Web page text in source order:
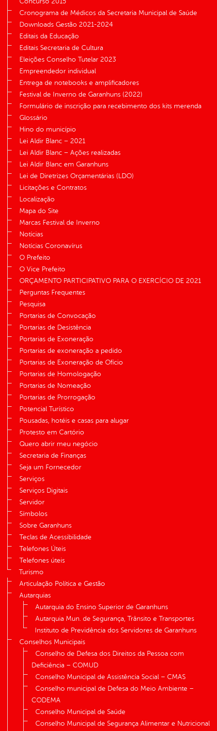
Cronograma de Médicos da Secretaria Municipal de Saúde
Downloads Gestão 2021-2024
Editais da Educação
Editais Secretaria de Cultura
Eleições Conselho Tutelar 2023
Empreendedor individual
Entrega de notebooks e amplificadores
Festival de Inverno de Garanhuns (2022)
Formulário de inscrição para recebimento dos kits merenda
Glossário
Hino do município
Lei Aldir Blanc – 2021
Lei Aldir Blanc – Ações realizadas
Lei Aldir Blanc em Garanhuns
Lei de Diretrizes Orçamentárias (LDO)
Licitações e Contratos
Localização
Mapa do Site
Marcas Festival de Inverno
Notícias
Notícias Coronavírus
O Prefeito
O Vice Prefeito
ORÇAMENTO PARTICIPATIVO PARA O EXERCÍCIO DE 2021
Perguntas Frequentes
Pesquisa
Portarias de Convocação
Portarias de Desistência
Portarias de Exoneração
Portarias de exoneração a pedido
Portarias de Exoneração de Ofício
Portarias de Homologação
Portarias de Nomeação
Portarias de Prorrogação
Potencial Turístico
Pousadas, hotéis e casas para alugar
Protesto em Cartório
Quero abrir meu negócio
Secretaria de Finanças
Seja um Fornecedor
Serviços
Serviços Digitais
Servidor
Símbolos
Sobre Garanhuns
Teclas de Acessibilidade
Telefones Úteis
Telefones úteis
Turismo
Articulação Política e Gestão
Autarquias
Autarquia do Ensino Superior de Garanhuns
Autarquia Mun. de Segurança, Trânsito e Transportes
Instituto de Previdência dos Servidores de Garanhuns
Conselhos Municipais
Conselho de Defesa dos Direitos da Pessoa com
Deficiência – COMUD
Conselho Municipal de Assistência Social – CMAS
Conselho municipal de Defesa do Meio Ambiente –
CODEMA
Conselho Municipal de Saúde
Conselho Municipal de Segurança Alimentar e Nutricional